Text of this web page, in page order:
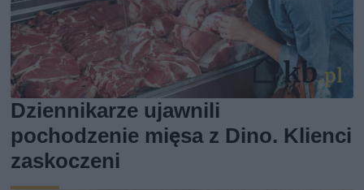
Dziennikarze ujawnili
pochodzenie mięsa z Dino. Klienci
zaskoczeni